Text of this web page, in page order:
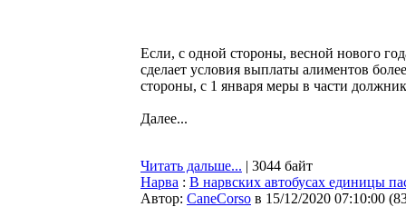
Если, с одной стороны, весной нового
сделает условия выплаты алиментов
стороны, с 1 января меры в части
Далее...
Читать дальше... | 3044 байт
Нарва : В нарвских автобусах единицы
Автор: CaneCorso в 15/12/2020 07:10:00 (